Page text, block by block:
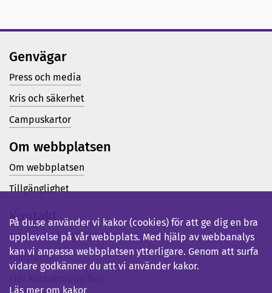
Genvägar
Press och media
Kris och säkerhet
Campuskartor
Om webbplatsen
Om webbplatsen
Tillgänglighet
Kontakt
Telefon (vx): 023-77 80 00
Hjälpsidor
På du.se använder vi kakor (cookies) för att ge dig en bra
upplevelse på vår webbplats. Med hjälp av webbanalys
kan vi anpassa webbplatsen ytterligare. Genom att surfa
vidare godkänner du att vi använder kakor.
Läs mer om kakor